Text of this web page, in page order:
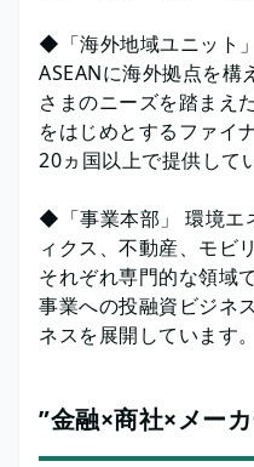
◆「海外地域ユニット
ASEANに海外拠点を構
さまのニーズを踏まえ
をはじめとするファイ
20ヵ国以上で提供して
◆「事業本部」 環境エ
ィクス、不動産、モビ
それぞれ専門的な領域
事業への投融資ビジネ
ネスを展開しています。
”金融×商社×メー